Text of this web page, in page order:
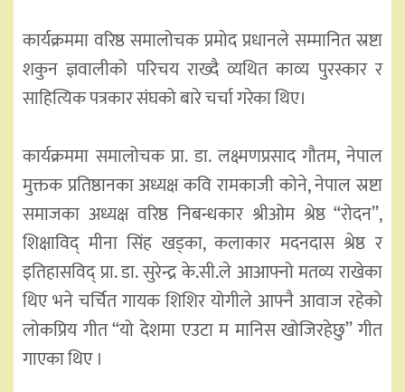
कार्यक्रममा वरिष्ठ समालोचक प्रमोद प्रधानले सम्मानित स्रष्टा
शकुन ज्ञवालीको परिचय राख्दै व्यथित काव्य पुरस्कार र
साहित्यिक पत्रकार संघको बारे चर्चा गरेका थिए।
कार्यक्रममा समालोचक प्रा. डा. लक्ष्मणप्रसाद गौतम, नेपाल
मुक्तक प्रतिष्ठानका अध्यक्ष कवि रामकाजी कोने, नेपाल स्रष्टा
समाजका अध्यक्ष वरिष्ठ निबन्धकार श्रीओम श्रेष्ठ “रोदन”,
शिक्षाविद् मीना सिंह खड्का, कलाकार मदनदास श्रेष्ठ र
इतिहासविद् प्रा. डा. सुरेन्द्र के.सी.ले आआफ्नो मतव्य राखेका
थिए भने चर्चित गायक शिशिर योगीले आफ्नै आवाज रहेको
लोकप्रिय गीत “यो देशमा एउटा म मानिस खोजिरहेछु” गीत
गाएका थिए ।